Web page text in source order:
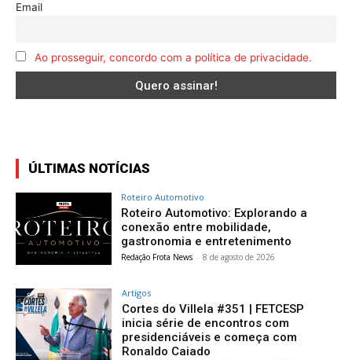
Email
Ao prosseguir, concordo com a política de privacidade.
ÚLTIMAS NOTÍCIAS
Roteiro Automotivo
Roteiro Automotivo: Explorando a
conexão entre mobilidade,
gastronomia e entretenimento
Redação Frota News - 8 de agosto de 2026
Artigos
Cortes do Villela #351 | FETCESP
inicia série de encontros com
presidenciáveis e começa com
Ronaldo Caiado